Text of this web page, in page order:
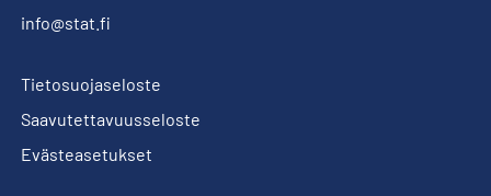
info@stat.fi
Tietosuojaseloste
Saavutettavuusseloste
Evästeasetukset